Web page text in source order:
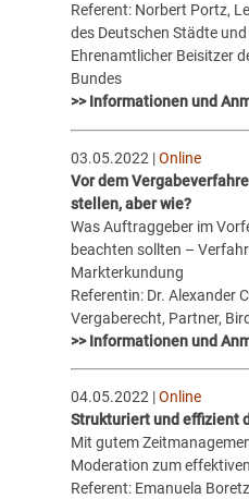
Referent: Norbert Portz,
des Deutschen Städte
Ehrenamtlicher Beisitzer
Bundes
>> Informationen und
03.05.2022 |Online
Vor dem
stellen, aber wie?
Was Auftraggeber im
beachten sollten –
Markterkundung
Referentin: Dr. Alexander
Vergaberecht, Partner,
>> Informationen und
04.05.2022 |Online
Strukturiert und effizient
Mit gutem
Moderation zum
Referent: Emanuela